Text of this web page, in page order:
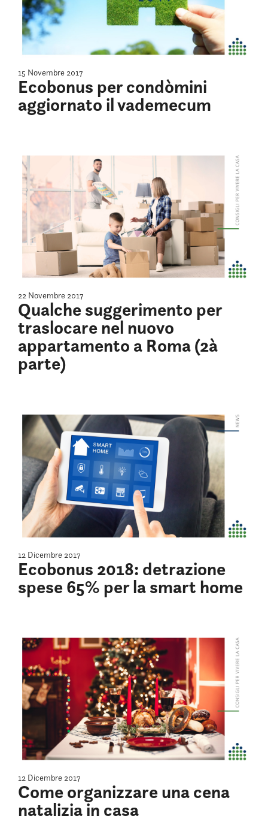
15 Novembre 2017
Ecobonus per condòmini
aggiornato il vademecum
22 Novembre 2017
Qualche suggerimento per
traslocare nel nuovo
appartamento a Roma (2à
parte)
12 Dicembre 2017
Ecobonus 2018: detrazione
spese 65% per la smart home
12 Dicembre 2017
Come organizzare una cena
natalizia in casa